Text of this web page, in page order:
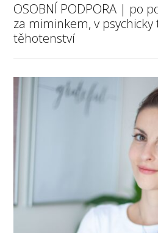
OSOBNÍ PODPORA | po
za miminkem, v psychicky
těhotenství